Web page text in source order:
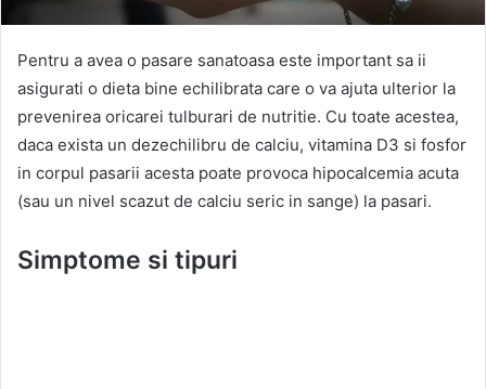
Pentru a avea o pasare sanatoasa este important sa ii
asigurati o dieta bine echilibrata care o va ajuta ulterior la
prevenirea oricarei tulburari de nutritie. Cu toate acestea,
daca exista un dezechilibru de calciu, vitamina D3 si fosfor
in corpul pasarii acesta poate provoca hipocalcemia acuta
(sau un nivel scazut de calciu seric in sange) la pasari.
Simptome si tipuri